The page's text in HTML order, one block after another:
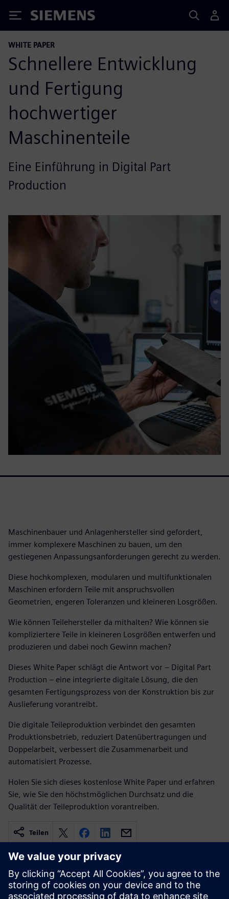
Siemens
WHITE PAPER
Schnellere Entwicklung
und Fertigung
hochwertiger
Maschinenteile
Eine Einführung in Digital Part
Production
Maschinenbauer und Anlagenhersteller sind gefordert,
immer komplexere Maschinen zu bauen, um den
gestiegenen Anpassungsanforderungen gerecht zu werden.
Diese hochkomplexen, modularen und multifunktionalen
Maschinen erfordern Teile mit anspruchsvollen
Geometrien, engeren Toleranzen und kleineren Losgrößen.
Wie können Teilehersteller da mithalten? Wie können sie
kompliziertere Teile in kleineren Losgrößen entwerfen und
produzieren und dabei noch Gewinn machen?
Dieses White Paper schlägt die Antwort vor – Digital Part
Production – eine integrierte digitale Lösung, die den
gesamten Fertigungsprozess von der Konstruktion bis zur
Auslieferung vorantreibt.
Die digitale Teileproduktion verbindet den gesamten
Produktionsbetrieb, reduziert Datenübertragungen und
Doppelarbeit, verbessert die Zusammenarbeit und
automatisiert Prozesse.
Holen Sie sich dieses kostenlose White Paper und erfahren
Sie, wie Sie den höchstmöglichen Durchsatz und die
Qualität der Teileproduktion vorantreiben.
Teilen